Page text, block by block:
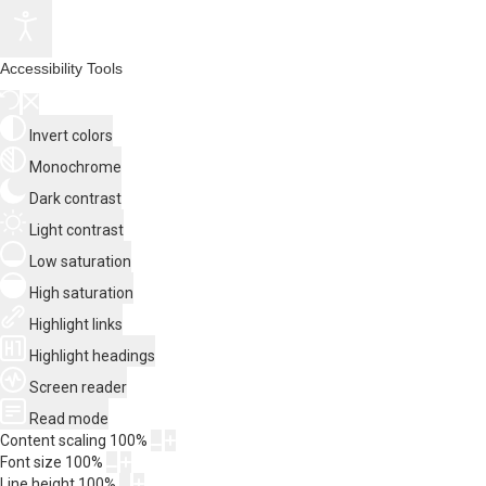
Accessibility Tools
Invert colors
Monochrome
Dark contrast
Light contrast
Low saturation
High saturation
Highlight links
Highlight headings
Screen reader
Read mode
Content scaling 100%
Font size 100%